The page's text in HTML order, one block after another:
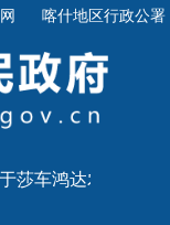
喀什地区行政公署
莎车鸿达农业有限